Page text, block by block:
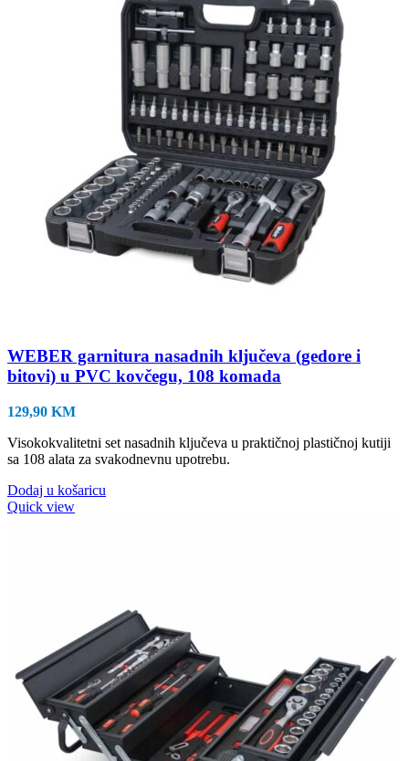
WEBER garnitura nasadnih ključeva (gedore i
bitovi) u PVC kovčegu, 108 komada
129,90 KM
Visokokvalitetni set nasadnih ključeva u praktičnoj plastičnoj kutiji
sa 108 alata za svakodnevnu upotrebu.
Dodaj u košaricu
Quick view